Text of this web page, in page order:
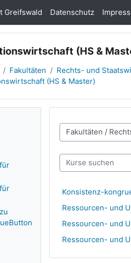
Greifswald Datenschutz
(HS &
Fakultäten Rechts- und
(HS & Master)
Kursbereiche
Kurse suchen
Konsistenz-
Ressourcen- und
Ressourcen- und
Ressourcen- und